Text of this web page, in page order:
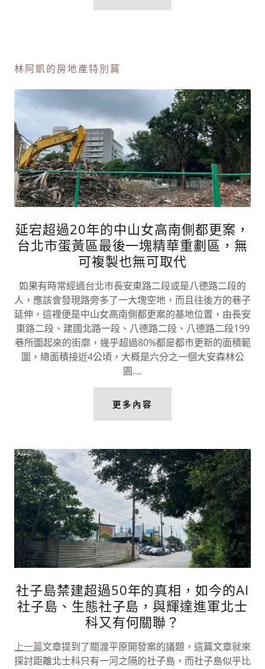
林阿凱的房地產特別篇
延宕超過20年的中山女高南側都更案，
台北市蛋黃區最後一塊精華重劃區，無
可複製也無可取代
如果有時常經過台北市長安東路二段或是八德路二段的
人，應該會發現路旁多了一大塊空地，而且往後方的巷子
延伸，這裡便是中山女高南側都更案的基地位置，由長安
東路二段、建國北路一段、八德路二段、八德路二段199
巷所圍起來的街廓，幾乎超過80%都是都市更新的面積範
圍，總面積接近4公頃，大概是六分之一個大安森林公
園....
更多內容
社子島禁建超過50年的真相，如今的AI
社子島、生態社子島，與輝達進軍北士
科又有何關聯？
上一篇文章提到了關渡平原開發案的議題，這篇文章就來
探討距離北士科只有一河之隔的社子島，而社子島似乎比